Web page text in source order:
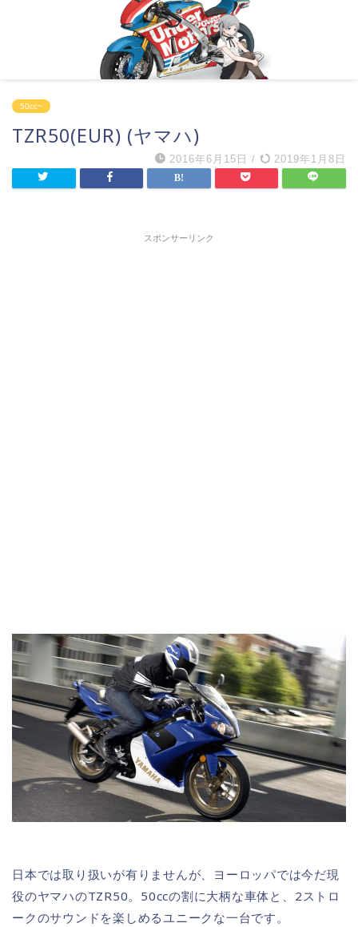
50cc~
TZR50(EUR) (ヤマハ)
2016年6月15日 / 2019年1月8日
スポンサーリンク
日本では取り扱いが有りませんが、ヨーロッパでは今だ現
役のヤマハのTZR50。50ccの割に大柄な車体と、2ストロ
ークのサウンドを楽しめるユニークな一台です。